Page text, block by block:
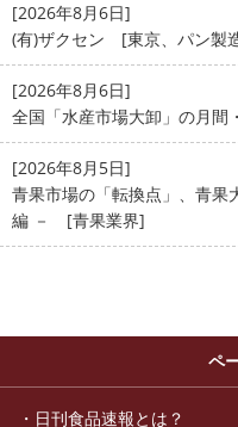
[2026年8月6日]
(有)ザクセン [東京、パン製
[2026年8月6日]
全国「水産市場大卸」の月間
[2026年8月5日]
青果市場の「転換点」、青
編 － [青果業界]
ペ
日刊食品速報とは？